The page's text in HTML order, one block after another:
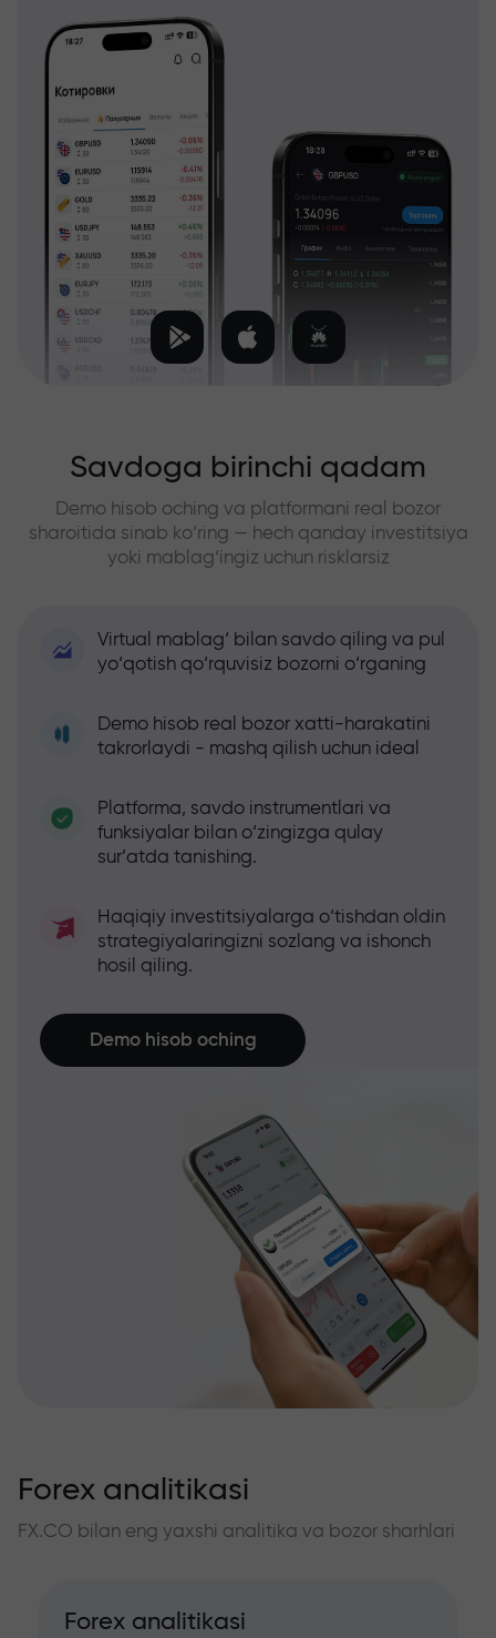
Savdoga birinchi qadam
Demo hisob oching va platformani real bozor
sharoitida sinab ko‘ring — hech qanday investitsiya
yoki mablag‘ingiz uchun risklarsiz
Virtual mablag‘ bilan savdo qiling va pul
yo‘qotish qo‘rquvisiz bozorni o‘rganing
Demo hisob real bozor xatti-harakatini
takrorlaydi - mashq qilish uchun ideal
Platforma, savdo instrumentlari va
funksiyalar bilan o‘zingizga qulay
sur’atda tanishing.
Haqiqiy investitsiyalarga o‘tishdan oldin
strategiyalaringizni sozlang va ishonch
hosil qiling.
Demo hisob oching
Forex analitikasi
FX.CO bilan eng yaxshi analitika va bozor sharhlari
Forex analitikasi